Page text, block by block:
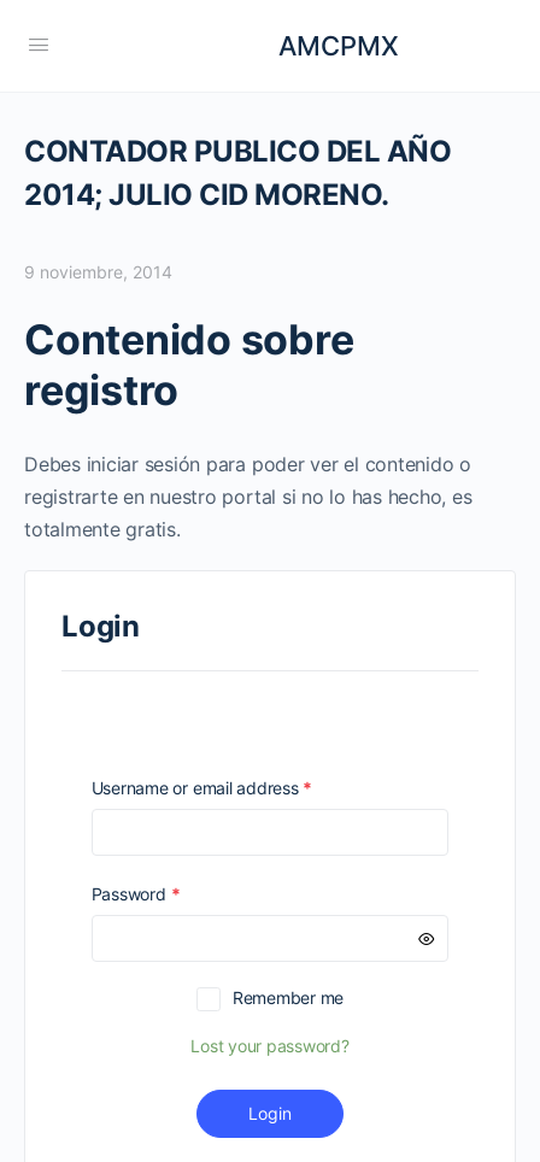
AMCPMX
CONTADOR PUBLICO DEL AÑO
2014; JULIO CID MORENO.
9 noviembre, 2014
Contenido sobre
registro
Debes iniciar sesión para poder ver el contenido o
registrarte en nuestro portal si no lo has hecho, es
totalmente gratis.
Login
Username or email address *
Password *Required
Remember me
Lost your password?
Login